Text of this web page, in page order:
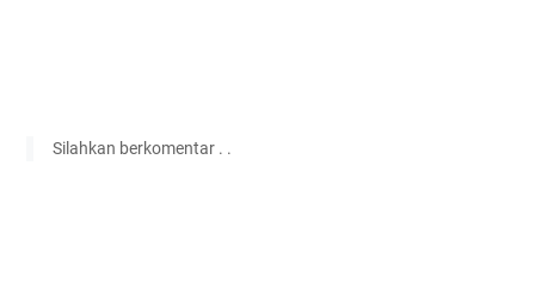
Silahkan berkomentar . .